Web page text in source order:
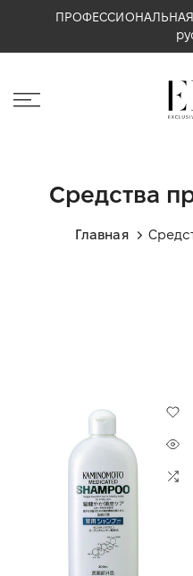
Перейти
содержимому
Средства
Главная